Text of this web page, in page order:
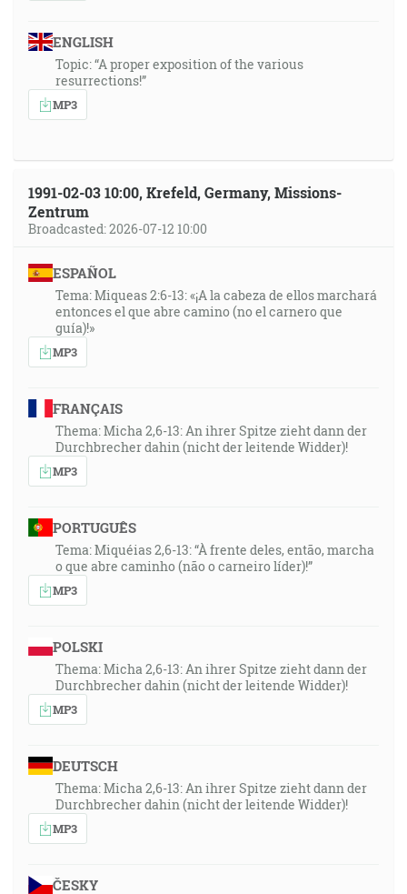
ENGLISH
Topic: “A proper exposition of the various
resurrections!”
MP3
1991-02-03 10:00, Krefeld, Germany, Missions-
Zentrum
Broadcasted: 2026-07-12 10:00
ESPAÑOL
Tema: Miqueas 2:6-13: «¡A la cabeza de ellos marchará
entonces el que abre camino (no el carnero que
guía)!»
MP3
FRANÇAIS
Thema: Micha 2,6-13: An ihrer Spitze zieht dann der
Durchbrecher dahin (nicht der leitende Widder)!
MP3
PORTUGUÊS
Tema: Miquéias 2,6-13: “À frente deles, então, marcha
o que abre caminho (não o carneiro líder)!”
MP3
POLSKI
Thema: Micha 2,6-13: An ihrer Spitze zieht dann der
Durchbrecher dahin (nicht der leitende Widder)!
MP3
DEUTSCH
Thema: Micha 2,6-13: An ihrer Spitze zieht dann der
Durchbrecher dahin (nicht der leitende Widder)!
MP3
ČESKY